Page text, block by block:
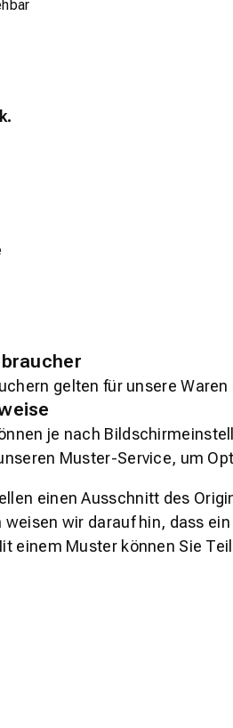
gelten für unsere
je nach
Muster-Service, um
einen Ausschnitt des
weisen wir darauf hin, dass
einem Muster können Sie